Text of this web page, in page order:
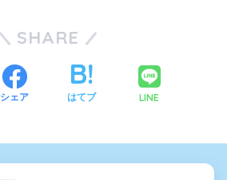
SHARE
シェア はてブ LINE